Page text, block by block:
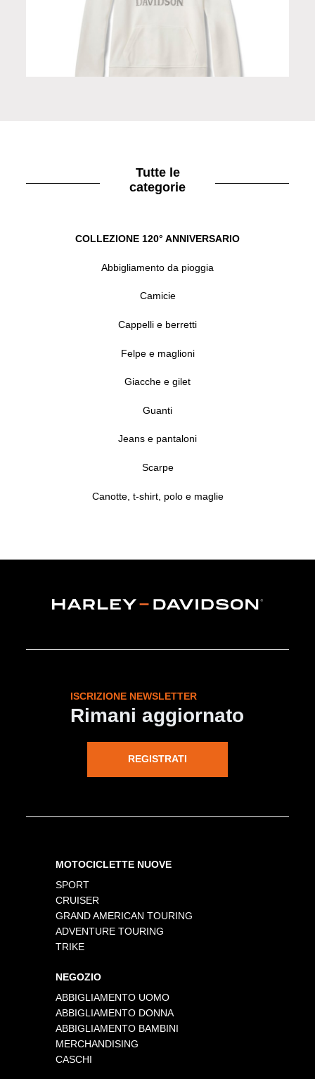
Pantaloni da donna Skull
Tutte le
categorie
COLLEZIONE 120° ANNIVERSARIO
Abbigliamento da pioggia
Camicie
Cappelli e berretti
Felpe e maglioni
Giacche e gilet
Guanti
Jeans e pantaloni
Scarpe
Canotte, t-shirt, polo e maglie
ISCRIZIONE NEWSLETTER
Rimani aggiornato
REGISTRATI
MOTOCICLETTE NUOVE
SPORT
CRUISER
GRAND AMERICAN TOURING
ADVENTURE TOURING
TRIKE
NEGOZIO
ABBIGLIAMENTO UOMO
ABBIGLIAMENTO DONNA
ABBIGLIAMENTO BAMBINI
MERCHANDISING
CASCHI